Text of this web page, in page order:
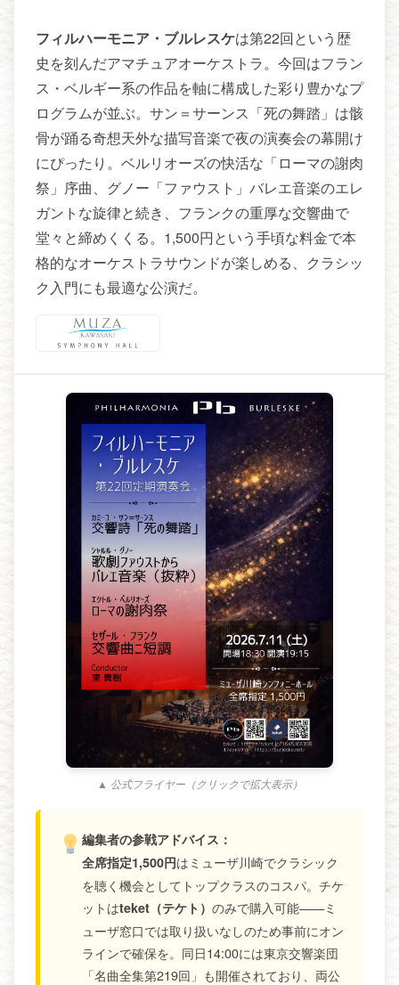
フィルハーモニア・ブルレスケは第22回という歴
史を刻んだアマチュアオーケストラ。今回はフラン
ス・ベルギー系の作品を軸に構成した彩り豊かなプ
ログラムが並ぶ。サン＝サーンス「死の舞踏」は骸
骨が踊る奇想天外な描写音楽で夜の演奏会の幕開け
にぴったり。ベルリオーズの快活な「ローマの謝肉
祭」序曲、グノー「ファウスト」バレエ音楽のエレ
ガントな旋律と続き、フランクの重厚な交響曲で
堂々と締めくくる。1,500円という手頃な料金で本
格的なオーケストラサウンドが楽しめる、クラシッ
ク入門にも最適な公演だ。
▲ 公式フライヤー（クリックで拡大表示）
編集者の参戦アドバイス：
全席指定1,500円はミューザ川崎でクラシック
を聴く機会としてトップクラスのコスパ。チケ
ットはteket（テケト）のみで購入可能——ミ
ューザ窓口では取り扱いなしのため事前にオン
ラインで確保を。同日14:00には東京交響楽団
「名曲全集第219回」も開催されており、両公